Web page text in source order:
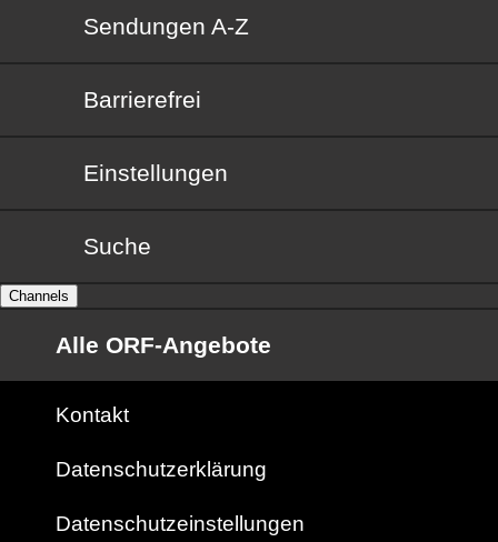
Sendungen von A bis Z
Sendungen A-Z
Barrierefrei
Barrierefrei
Einstellungen
Suche
Channels
Alle ORF-Angebote
Kontakt
Datenschutzerklärung
Datenschutzeinstellungen